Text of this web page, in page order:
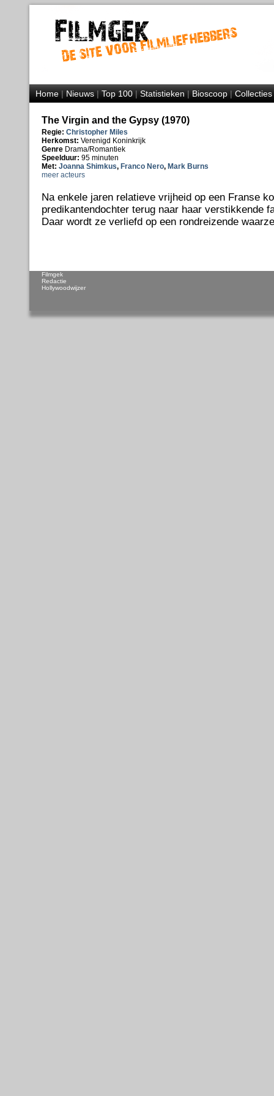
Home|Nieuws|Top 100|Statistieken|Bioscoop|Collecties
The Virgin and the Gypsy (1970)
Regie: Christopher Miles
Herkomst: Verenigd Koninkrijk
Genre Drama/Romantiek
Speelduur: 95 minuten
Met: Joanna Shimkus, Franco Nero, Mark Burns
meer acteurs
Na enkele jaren relatieve vrijheid op een Franse
predikantendochter terug naar haar verstikkende
Daar wordt ze verliefd op een rondreizende
Filmgek
Redactie
Hollywoodwijzer